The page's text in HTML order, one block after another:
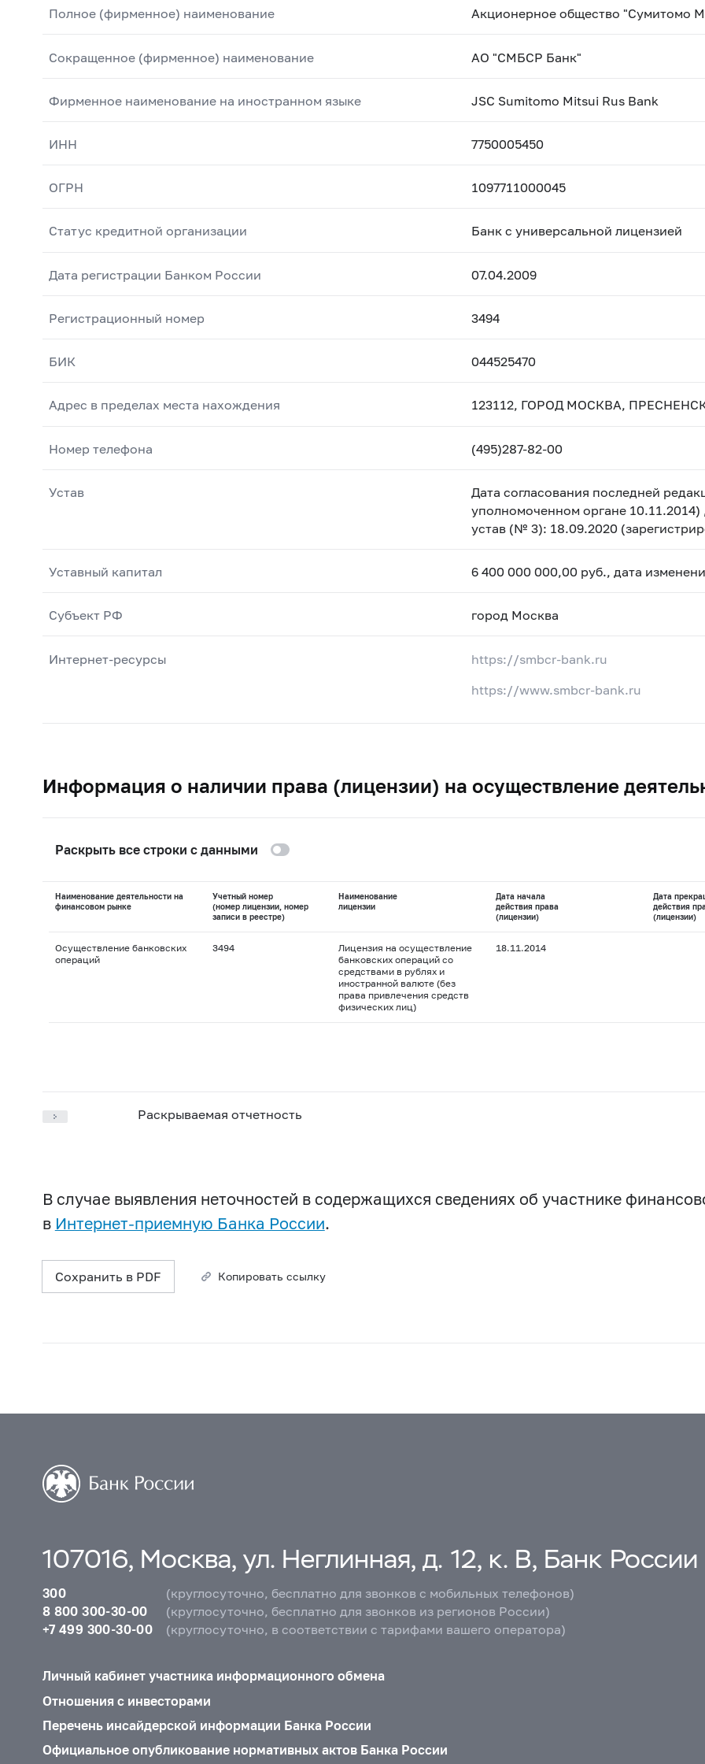
Полное (фирменное) наименование Акционерное общество "Сумитомо
Сокращенное (фирменное) наименование АО "СМБСР Банк"
Фирменное наименование на иностранном языке JSC Sumitomo Mitsui Rus Bank
ИНН 7750005450
ОГРН 1097711000045
Статус кредитной организации Банк с универсальной лицензией
Дата регистрации Банком России 07.04.2009
Регистрационный номер 3494
БИК 044525470
Адрес в пределах места нахождения 123112, ГОРОД МОСКВА,
Номер телефона (495)287-82-00
Устав
Дата согласования последней
уполномоченном органе 10.11.2014)
устав (№ 3): 18.09.2020
Уставный капитал 6 400 000 000,00 руб., дата
Субъект РФ город Москва
Интернет-ресурсы https://smbcr-bank.ru
https://www.smbcr-bank.ru
Информация о наличии права (лицензии) на осуществление
Раскрыть все строки с данными
Наименование деятельности на
финансовом рынке
Учетный номер
(номер лицензии, номер
записи в реестре)
Наименование
лицензии
Дата начала
действия права
(лицензии)
Дата
действия
(лицензии)
Осуществление банковских
операций
3494
Лицензия на осуществление
банковских операций со
средствами в рублях и
иностранной валюте (без
права привлечения средств
физических лиц)
18.11.2014
Раскрываемая отчетность
В случае выявления неточностей в содержащихся сведениях об участнике
в Интернет-приемную Банка России.
Сохранить в PDF Копировать ссылку
107016, Москва, ул. Неглинная, д. 12, к. В, Банк России
300
(круглосуточно, бесплатно для звонков с мобильных телефонов)
8 800 300-30-00
(круглосуточно, бесплатно для звонков из регионов России)
+7 499 300-30-00
(круглосуточно, в соответствии с тарифами вашего оператора)
Личный кабинет участника информационного обмена
Отношения с инвесторами
Перечень инсайдерской информации Банка России
Официальное опубликование нормативных актов Банка России